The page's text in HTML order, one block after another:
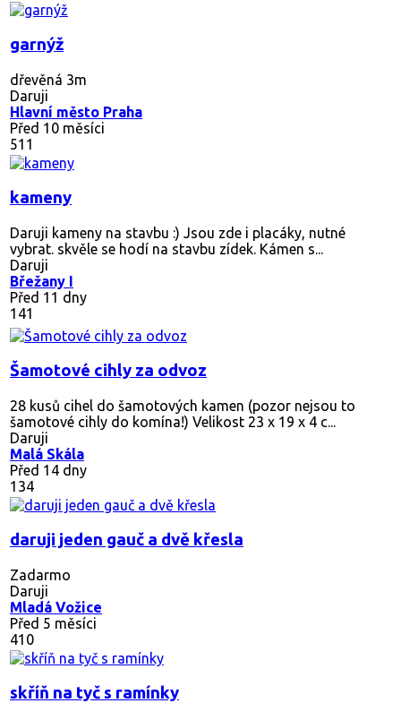
garnýž
dřevěná 3m
Daruji
Hlavní město Praha
Před 10 měsíci
511
kameny
Daruji kameny na stavbu :) Jsou zde i placáky, nutné
vybrat. skvěle se hodí na stavbu zídek. Kámen s...
Daruji
Břežany I
Před 11 dny
141
Šamotové cihly za odvoz
28 kusů cihel do šamotových kamen (pozor nejsou to
šamotové cihly do komína!) Velikost 23 x 19 x 4 c...
Daruji
Malá Skála
Před 14 dny
134
daruji jeden gauč a dvě křesla
Zadarmo
Daruji
Mladá Vožice
Před 5 měsíci
410
skříň na tyč s ramínky